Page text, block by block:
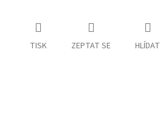
TISK ZEPTAT SE HLÍDAT